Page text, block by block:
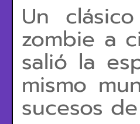
Un
zombie a
salió la
mismo
sucesos